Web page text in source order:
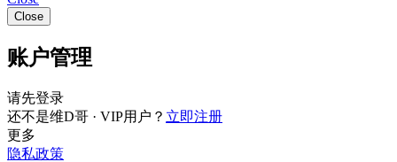
Close
账户管理
请先登录
还不是维D哥 · VIP用户？ 立即注册
更多
隐私政策